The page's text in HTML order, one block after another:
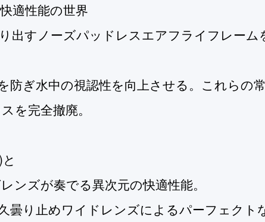
適性能の世界
出すノーズパッドレスエアフライフレーム
防ぎ水中の視認性を向上させる。これらの
を完全撤廃。
ンズが奏でる異次元の快適性能。
曇り止めワイドレンズによるパーフェクト